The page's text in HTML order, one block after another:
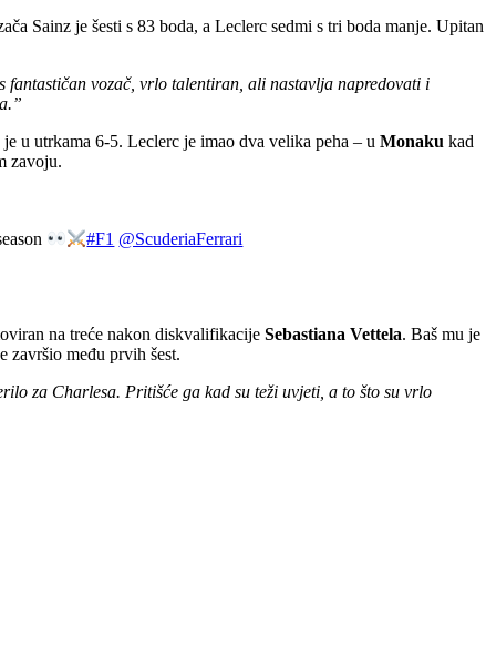
Sainz je šesti s 83 boda, a Leclerc sedmi s tri boda manje. Upitan
vozač, vrlo talentiran, ali nastavlja napredovati i
u utrkama 6-5. Leclerc je imao dva velika peha – u Monaku kad
zavoju.
#F1 @ScuderiaFerrari
na treće nakon diskvalifikacije Sebastiana Vettela. Baš mu je
završio među prvih šest.
za Charlesa. Pritišće ga kad su teži uvjeti, a to što su vrlo